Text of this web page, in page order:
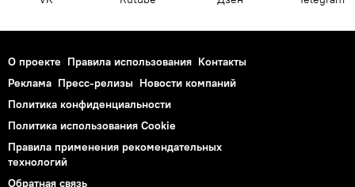
О проекте Правила использования Контакты
Реклама Пресс-релизы Новости компаний
Политика конфиденциальности
Политика использования Cookie
Правила применения рекомендательных
технологий
Обратная связь